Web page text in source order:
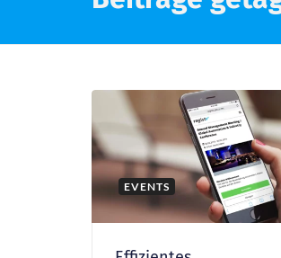
EVENTS